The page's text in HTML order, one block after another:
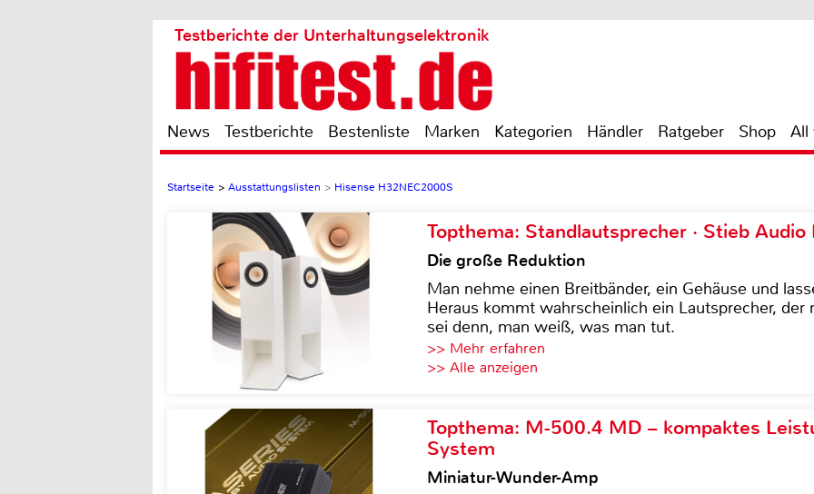
Testberichte der Unterhaltungselektronik
News Testberichte Bestenliste Marken Kategorien Händler Ratgeber Shop All
Startseite > Ausstattungslisten > Hisense H32NEC2000S
Topthema: Standlautsprecher · Stieb Audio
Die große Reduktion
Man nehme einen Breitbänder, ein Gehäuse und
Heraus kommt wahrscheinlich ein Lautsprecher,
sei denn, man weiß, was man tut.
>> Mehr erfahren
>> Alle anzeigen
Topthema: M-500.4 MD – kompaktes
System
Miniatur-Wunder-Amp